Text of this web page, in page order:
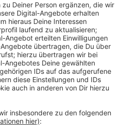
Bocholt. Das heißt, ab
Fachbereiche der Bocholter
Öffnungszeiten: Nämlich
von 8 bis 17 Uhr und Freitags
gibt es für das
sowie für
Die haben
So haben
z.B. auch Samstags auf.
weiter, vorher einen Termin
die